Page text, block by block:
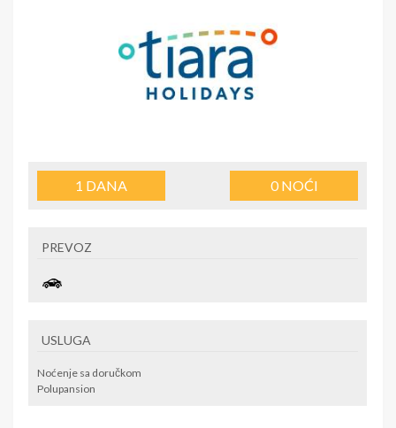
1 DANA 0NOĆI
PREVOZ
USLUGA
Noćenje sa doručkom
Polupansion